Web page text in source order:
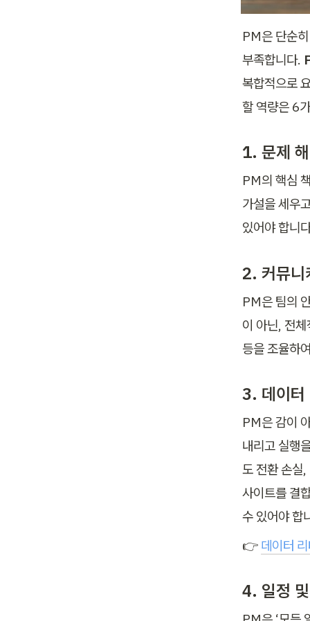
PM은 단순
부족합니다.
복합적으로
할 역량은 6
1. 문제
PM의 핵심
가설을 세우
있어야 합니
2. 커뮤니
PM은 팀의
이 아닌, 전
등을 조율하
3. 데이터
PM은 감이
내리고 실행
도 전환 손실
사이트를 결
수 있어야 합
👉 데이터
4. 일정